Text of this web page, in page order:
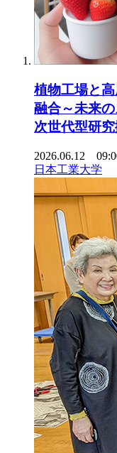
植物工場と
融合～未来
次世代型研
2026.06.12
日本工業大学